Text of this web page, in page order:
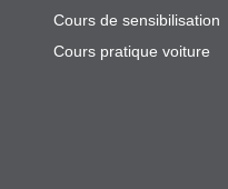
Cours de sensibilisation
Cours pratique voiture